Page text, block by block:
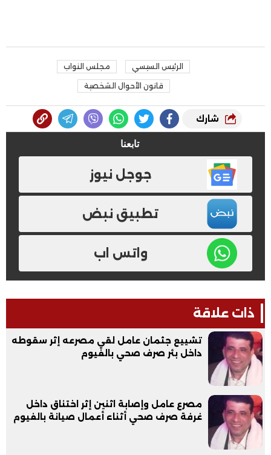
الرئيس السيسي مجلس النواب
قانون الأحوال الشخصية
شارك
تابعنا
جوجل نيوز
تطبيق نبض
واتس اب
ذات علاقة
تشييع جثمان عامل لقي مصرعه إثر سقوطه
داخل بئر صرف صحي بالفيوم
مصرع عامل وإصابة اثنين إثر اختناق داخل
غرفة صرف صحي أثناء أعمال صيانة بالفيوم